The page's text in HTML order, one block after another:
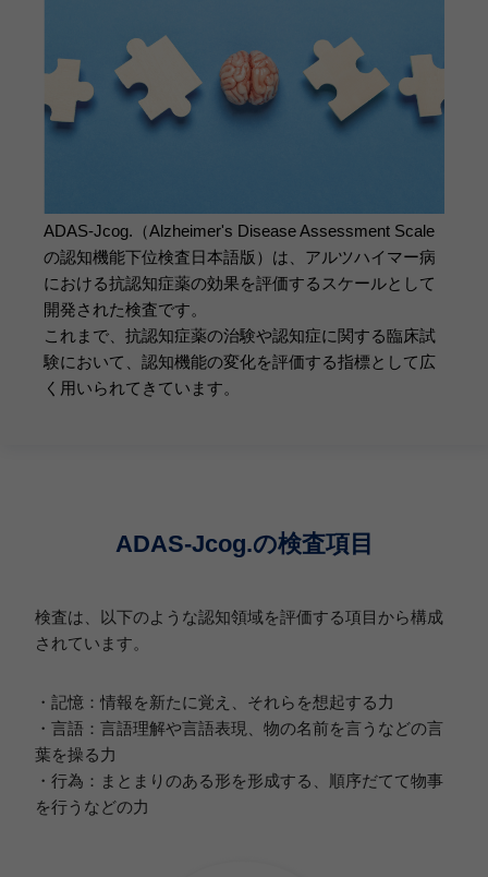
ADAS-Jcog.（Alzheimer's Disease Assessment Scale
の認知機能下位検査日本語版）は、アルツハイマー病
における抗認知症薬の効果を評価するスケールとして
開発された検査です。
これまで、抗認知症薬の治験や認知症に関する臨床試
験において、認知機能の変化を評価する指標として広
く用いられてきています。
ADAS-Jcog.の検査項目
検査は、以下のような認知領域を評価する項目から構成
されています。
・記憶：情報を新たに覚え、それらを想起する力
・言語：言語理解や言語表現、物の名前を言うなどの言
葉を操る力
・行為：まとまりのある形を形成する、順序だてて物事
を行うなどの力